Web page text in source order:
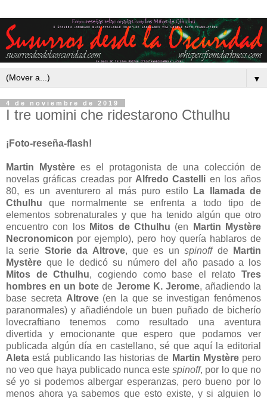
▼
4 de noviembre de 2019
I tre uomini che ridestarono Cthulhu
¡Foto-reseña-flash!
Martin Mystère es el protagonista de una colección de
novelas gráficas creadas por Alfredo Castelli en los años
80, es un aventurero al más puro estilo
La llamada de
Cthulhu que normalmente se enfrenta a todo tipo de
elementos sobrenaturales y que ha tenido algún que otro
encuentro con los Mitos de Cthulhu (en
Martin Mystère
Necronomicon por ejemplo), pero hoy quería hablaros de
la serie Storie da Altrove, que es unspinoffde
Martin
Mystère que le dedicó su número del año pasado a los
Mitos de Cthulhu, cogiendo como base el relato Tres
hombres en un bote de Jerome K. Jerome, añadiendo la
base secreta Altrove(en la que se investigan fenómenos
paranormales) y añadiéndole un buen puñado de bicherío
lovecraftiano tenemos como resultado una aventura
divertida y emocionante que espero que podamos ver
publicada algún día en castellano, sé que aquí la editorial
Aleta está publicando las historias de Martin Mystèrepero
no veo que haya publicado nunca estespinoff, por lo que no
sé yo si podemos albergar esperanzas, pero bueno por lo
menos ahora ya sabemos que esto existe, y si alguien lo